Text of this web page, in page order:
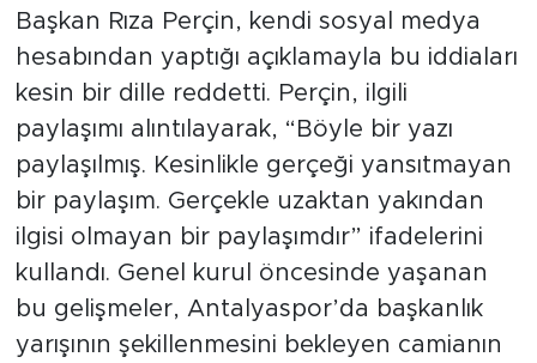
Başkan Rıza Perçin, kendi sosyal medya
hesabından yaptığı açıklamayla bu iddiaları
kesin bir dille reddetti. Perçin, ilgili
paylaşımı alıntılayarak, “Böyle bir yazı
paylaşılmış. Kesinlikle gerçeği yansıtmayan
bir paylaşım. Gerçekle uzaktan yakından
ilgisi olmayan bir paylaşımdır” ifadelerini
kullandı. Genel kurul öncesinde yaşanan
bu gelişmeler, Antalyaspor’da başkanlık
yarışının şekillenmesini bekleyen camianın